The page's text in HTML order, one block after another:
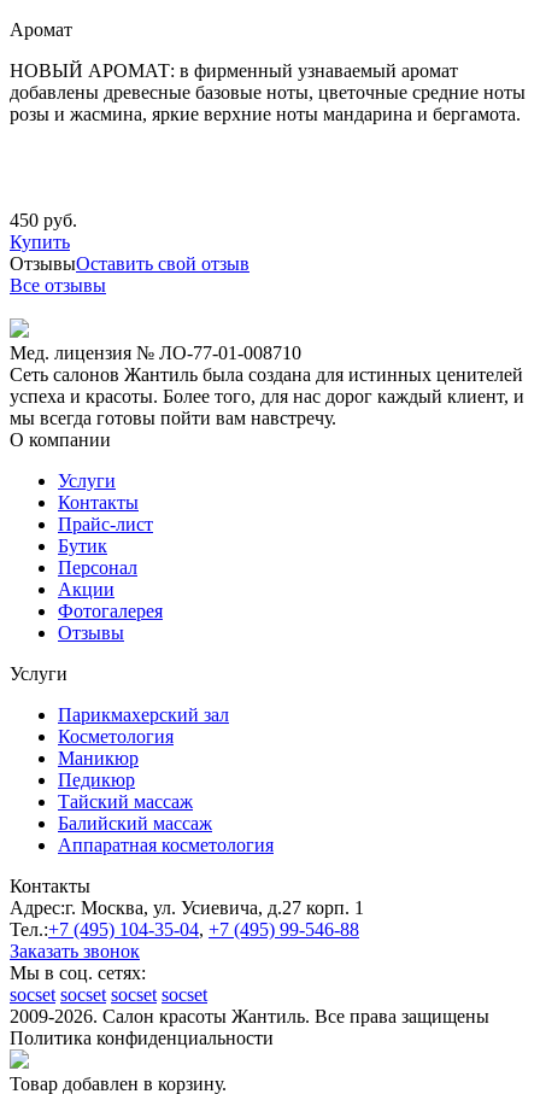
Аромат
НОВЫЙ АРОМАТ: в фирменный узнаваемый аромат
добавлены древесные базовые ноты, цветочные средние ноты
розы и жасмина, яркие верхние ноты мандарина и бергамота.
450 руб.
Купить
ОтзывыОставить свой отзыв
Все отзывы
Мед. лицензия № ЛО-77-01-008710
Сеть салонов Жантиль была создана для истинных ценителей
успеха и красоты. Более того, для нас дорог каждый клиент, и
мы всегда готовы пойти вам навстречу.
О компании
Услуги
Контакты
Прайс-лист
Бутик
Персонал
Акции
Фотогалерея
Отзывы
Услуги
Парикмахерский зал
Косметология
Маникюр
Педикюр
Тайский массаж
Балийский массаж
Аппаратная косметология
Контакты
Адрес:г. Москва, ул. Усиевича, д.27 корп. 1
Тел.:+7 (495) 104-35-04, +7 (495) 99-546-88
Заказать звонок
Мы в соц. сетях:
socset socset socset socset
2009-2026. Салон красоты Жантиль. Все права защищены
Политика конфиденциальности
Товар добавлен в корзину.